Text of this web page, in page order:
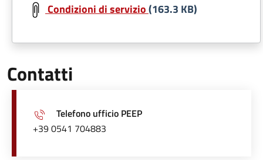
Condizioni di servizio(163.3 KB)
Contatti
Telefono ufficio PEEP
+39 0541 704883